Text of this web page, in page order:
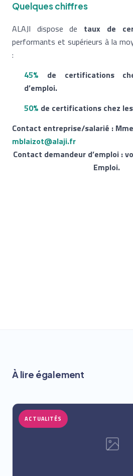
Quelques chiffres
ALAJI dispose de taux de
performants et supérieurs à la
:
45% de certifications
d’emploi.
50% de certifications chez
Contact entreprise/salarié :
mblaizot@alaji.fr
Contact demandeur d’emploi :
Emploi.
À lire également
ACTUALITÉS